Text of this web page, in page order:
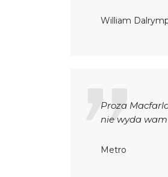
William
Proza
nie wyda
Metro